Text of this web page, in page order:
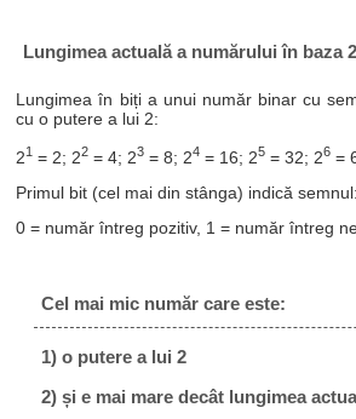
Lungimea actuală a numărului în baza
Lungimea în biți a unui număr binar cu
cu o putere a lui 2:
21 = 2; 22 = 4; 23 = 8; 24 = 16; 25 = 32; 26 =
Primul bit (cel mai din stânga) indică semnul:
0 = număr întreg pozitiv, 1 = număr întreg
Cel mai mic număr care este:
1) o putere a lui 2
2) și e mai mare decât lungimea